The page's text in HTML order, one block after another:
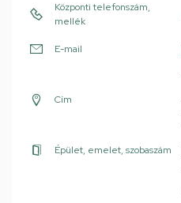
Központi telefonszám,
mellék
E-mail
Cím
Épület, emelet, szobaszám